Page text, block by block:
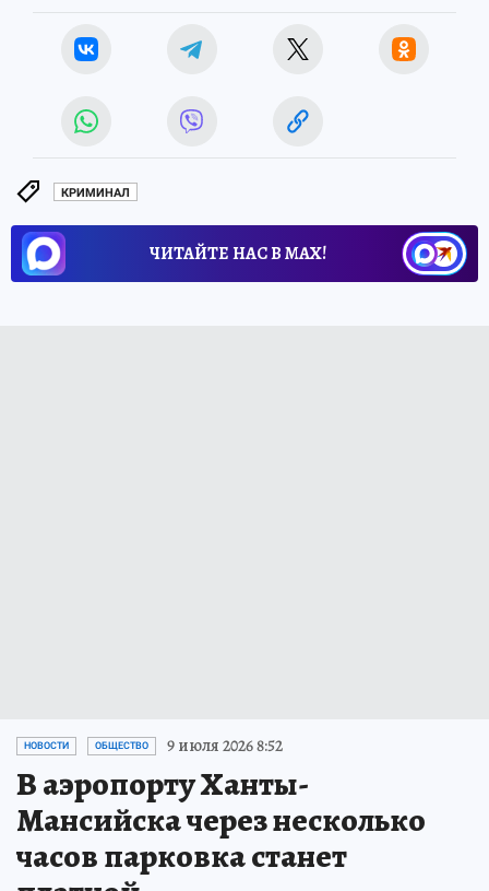
КРИМИНАЛ
ЧИТАЙТЕ НАС В МАХ!
НОВОСТИ ОБЩЕСТВО 9 июля 2026 8:52
В аэропорту Ханты-
Мансийска через несколько
часов парковка станет